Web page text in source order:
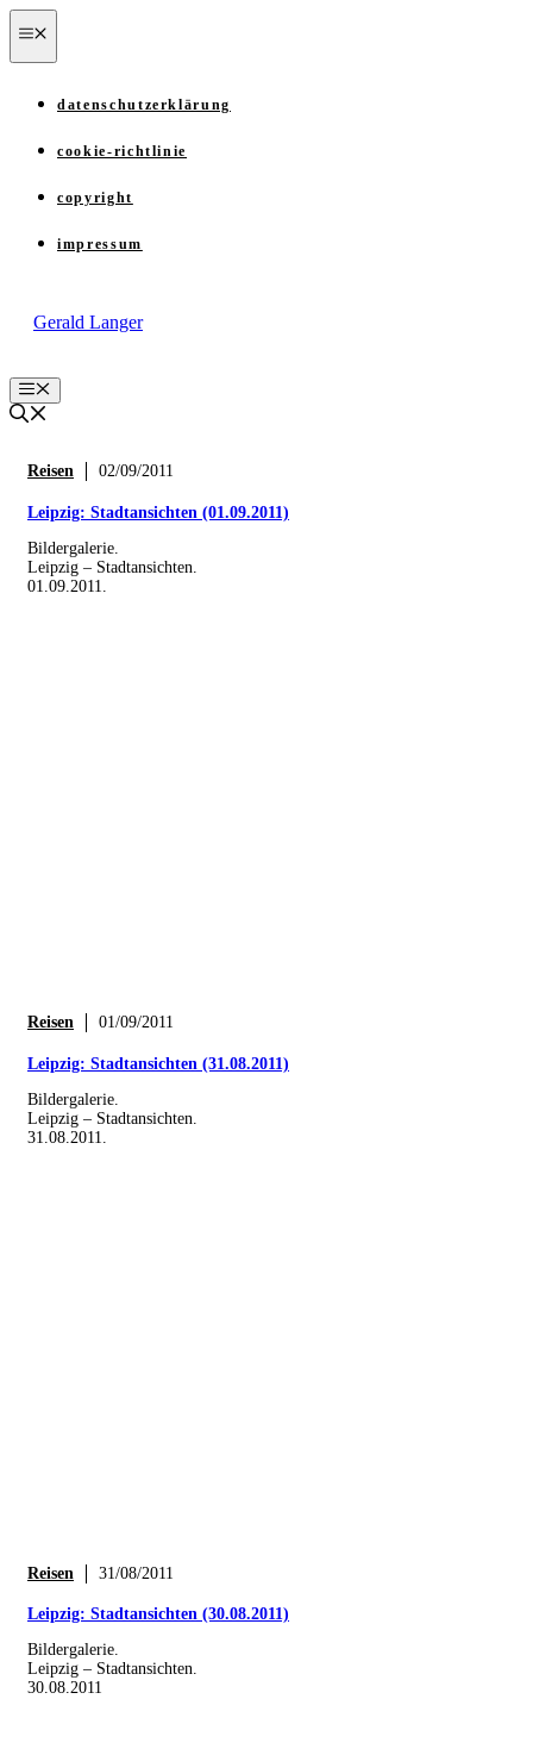
Zum
Inhalt
springen
datenschutzerklärung
cookie-richtlinie
copyright
impressum
Gerald Langer
Menü
Reisen 02/09/2011
Leipzig: Stadtansichten (01.09.2011)
Bildergalerie.
Leipzig – Stadtansichten.
01.09.2011.
Reisen 01/09/2011
Leipzig: Stadtansichten (31.08.2011)
Bildergalerie.
Leipzig – Stadtansichten.
31.08.2011.
Reisen 31/08/2011
Leipzig: Stadtansichten (30.08.2011)
Bildergalerie.
Leipzig – Stadtansichten.
30.08.2011